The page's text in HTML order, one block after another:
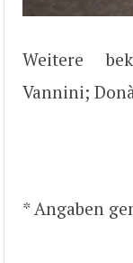
Weitere
Vannini;
* Angaben